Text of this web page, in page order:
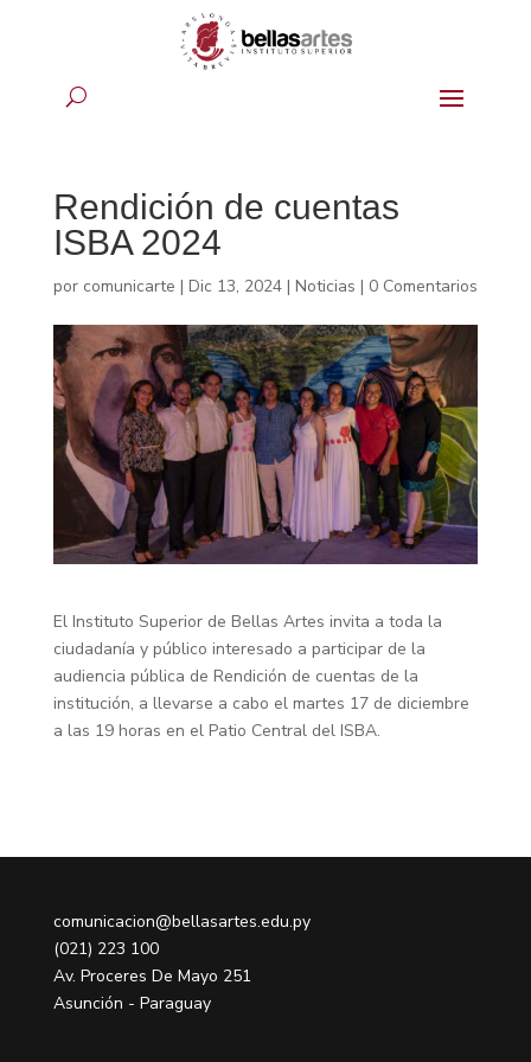
Rendición de cuentas
ISBA 2024
por comunicarte | Dic 13, 2024| Noticias | 0 Comentarios
El Instituto Superior de Bellas Artes invita a toda la
ciudadanía y público interesado a participar de la
audiencia pública de Rendición de cuentas de la
institución, a llevarse a cabo el martes 17 de diciembre
a las 19 horas en el Patio Central del ISBA.
comunicacion@bellasartes.edu.py
(021) 223 100
Av. Proceres De Mayo 251
Asunción - Paraguay